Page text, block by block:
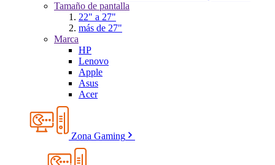
Tamaño de pantalla
22" a 27"
más de 27"
Marca
HP
Lenovo
Apple
Asus
Acer
Zona Gaming